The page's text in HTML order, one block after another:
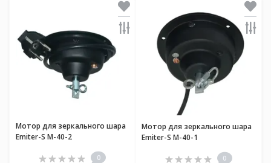
Мотор для зеркального шара
Emiter-S M-40-2
0
Мотор для зеркального шара
Emiter-S M-40-1
0